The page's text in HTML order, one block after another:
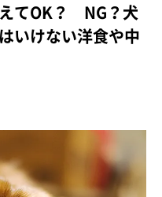
てOK？ NG？犬
いけない洋食や中